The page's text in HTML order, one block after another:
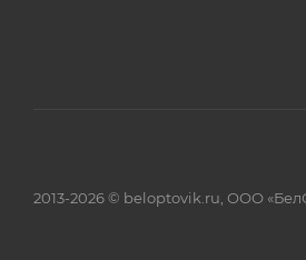
2013-2026 © beloptovik.ru, ООО